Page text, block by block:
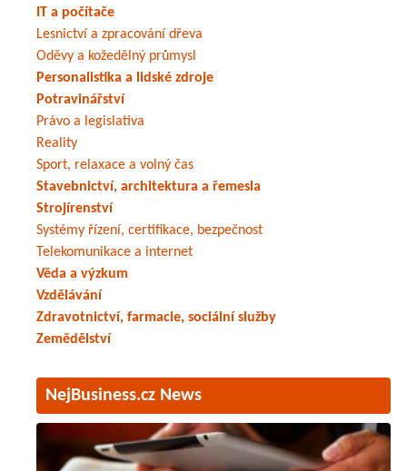
IT a počítače
Lesnictví a zpracování dřeva
Oděvy a kožedělný průmysl
Personalistika a lidské zdroje
Potravinářství
Právo a legislativa
Reality
Sport, relaxace a volný čas
Stavebnictví, architektura a řemesla
Strojírenství
Systémy řízení, certifikace, bezpečnost
Telekomunikace a internet
Věda a výzkum
Vzdělávání
Zdravotnictví, farmacie, sociální služby
Zemědělství
NejBusiness.cz News